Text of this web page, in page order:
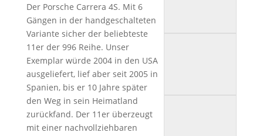
Der Porsche Carrera 4S. Mit 6
Gängen in der handgeschalteten
Variante sicher der beliebteste
11er der 996 Reihe. Unser
Exemplar würde 2004 in den USA
ausgeliefert, lief aber seit 2005 in
Spanien, bis er 10 Jahre später
den Weg in sein Heimatland
zurückfand. Der 11er überzeugt
mit einer nachvollziehbaren